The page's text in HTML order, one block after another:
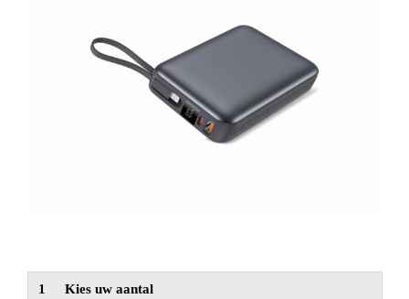
1 Kies uw aantal